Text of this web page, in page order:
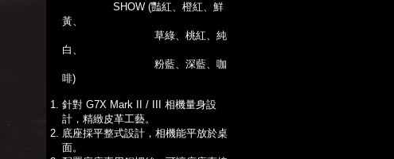
SHOW (豔紅、橙紅、鮮
黃、
草綠、桃紅、純
白、
粉藍、深藍、咖
啡)
針對 G7X Mark II / III 相機量身設
計，精緻皮革工藝。
底座採平整式設計，相機能平放於桌
面。